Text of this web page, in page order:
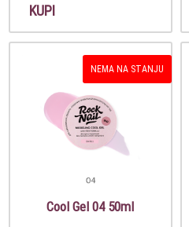
KUPI
NEMA NA STANJU
Cool Gel 04 50ml